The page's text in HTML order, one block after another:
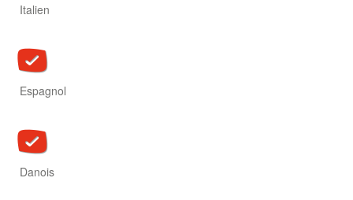
Italien
Espagnol
Danois